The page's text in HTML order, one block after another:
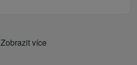
Zobrazit více